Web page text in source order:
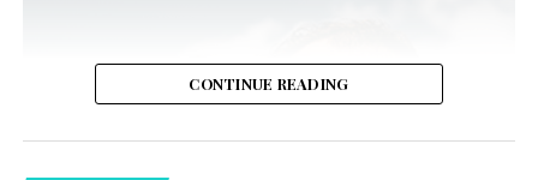
CONTINUE READING